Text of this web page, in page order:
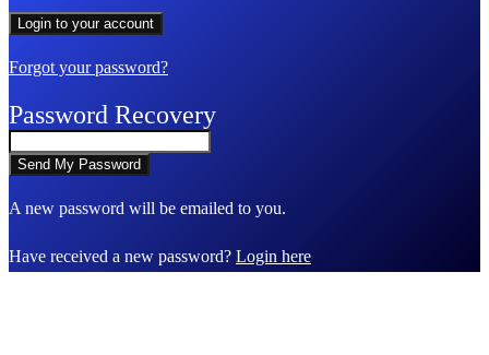
Forgot your password?
Password Recovery
A new password will be emailed to you.
Have received a new password? Login here